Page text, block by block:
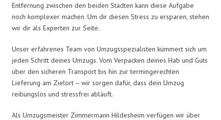
Entfernung zwischen den beiden Städten kann diese Aufgabe
noch komplexer machen. Um dir diesen Stress zu ersparen, stehen
wir dir als Experten zur Seite.
Unser erfahrenes Team von Umzugsspezialisten kümmert sich um
jeden Schritt deines Umzugs. Vom Verpacken deines Hab und Guts
über den sicheren Transport bis hin zur termingerechten
Lieferung am Zielort – wir sorgen dafür, dass dein Umzug
reibungslos und stressfrei abläuft.
Als Umzugsmeister Zimmermann Hildesheim verfügen wir über